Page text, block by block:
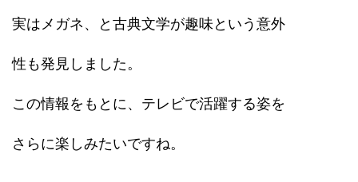
実はメガネ、と古典文学が趣味という意外
性も発見しました。
この情報をもとに、テレビで活躍する姿を
さらに楽しみたいですね。